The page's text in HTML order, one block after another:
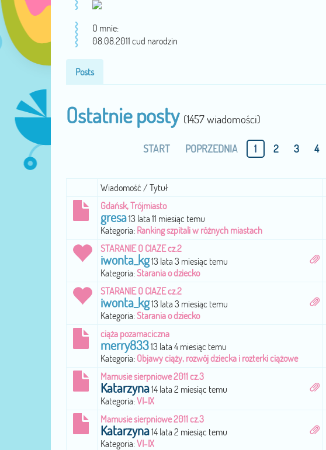
O mnie:
08.08.2011 cud narodzin
Posts
Ostatnie posty (1457 wiadomości)
START POPRZEDNIA 1 2 3 4
Wiadomość / Tytuł
Gdańsk, Trójmiasto
gresa13 lata 11 miesiąc temu
Kategoria: Ranking szpitali w różnych miastach
STARANIE O CIAZE cz.2
iwonta_kg13 lata 3 miesiąc temu
Kategoria:Starania o dziecko
STARANIE O CIAZE cz.2
iwonta_kg13 lata 3 miesiąc temu
Kategoria:Starania o dziecko
ciąża pozamaciczna
merry83313 lata 4 miesiąc temu
Kategoria: Objawy ciąży, rozwój dziecka i rozterki ciążowe
Mamusie sierpniowe 2011 cz.3
Katarzyna14 lata 2 miesiąc temu
Kategoria:VI-IX
Mamusie sierpniowe 2011 cz.3
Katarzyna14 lata 2 miesiąc temu
Kategoria:VI-IX